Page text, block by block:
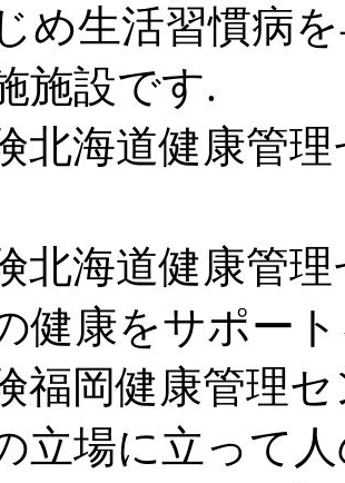
め生活習慣病
施設です.
北海道健康管
北海道健康管
健康をサポー
福岡健康管理
立場に立って